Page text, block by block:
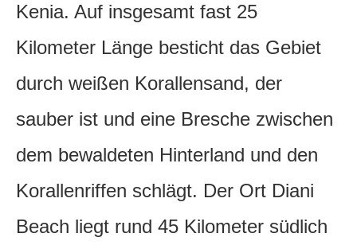
Kenia. Auf insgesamt fast 25
Kilometer Länge besticht das Gebiet
durch weißen Korallensand, der
sauber ist und eine Bresche zwischen
dem bewaldeten Hinterland und den
Korallenriffen schlägt. Der Ort Diani
Beach liegt rund 45 Kilometer südlich